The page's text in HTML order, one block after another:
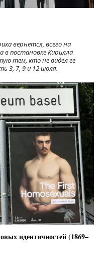
вернется, всего на
в постановке Кирилла
тем, кто не видел ее
3, 7, 9 и 12 июля.
идентичностей (1869–